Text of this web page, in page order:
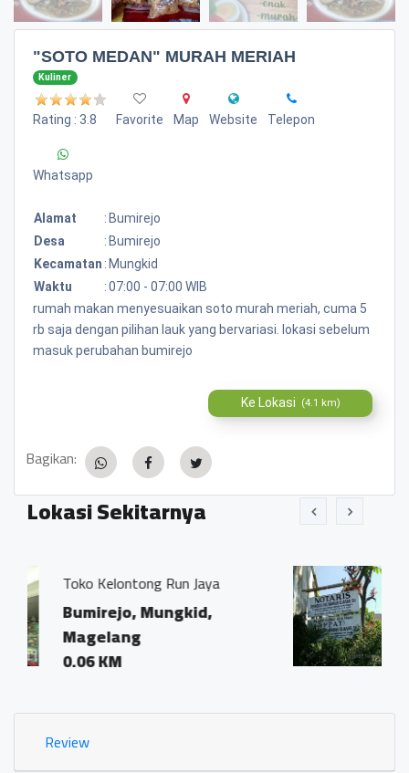
"SOTO MEDAN" MURAH MERIAH
Kuliner
Rating : 3.8 Favorite Map Website Telepon
Whatsapp
Alamat : Bumirejo
Desa
: Bumirejo
Kecamatan : Mungkid
Waktu
:07:00 - 07:00 WIB
rumah makan menyesuaikan soto murah meriah, cuma 5
rb saja dengan pilihan lauk yang bervariasi. lokasi sebelum
masuk perubahan bumirejo
Ke Lokasi (4.1 km)
Bagikan:
Lokasi Sekitarnya
Jaya Kantor Notaris dan
Ivo Marius, SH"
Bumirejo, Mungkid,
Magelang
Review